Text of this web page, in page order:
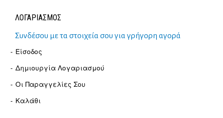
ΛΟΓΑΡΙΑΣΜΟΣ
Συνδέσου με τα στοιχεία σου για γρήγορη αγορά
Είσοδος
Δημιουργία Λογαριασμού
Οι Παραγγελίες Σου
Καλάθι